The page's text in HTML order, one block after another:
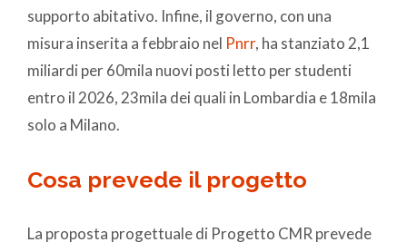
supporto abitativo. Infine, il governo, con una
misura inserita a febbraio nel Pnrr, ha stanziato 2,1
miliardi per 60mila nuovi posti letto per studenti
entro il 2026, 23mila dei quali in Lombardia e 18mila
solo a Milano.
Cosa prevede il progetto
La proposta progettuale di Progetto CMR prevede